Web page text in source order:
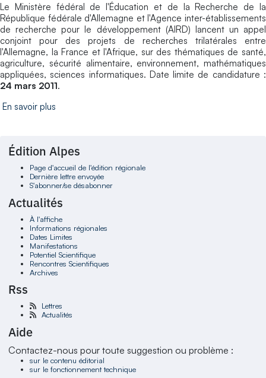
Le Ministère fédéral de l'Éducation et de la Recherche de la
République fédérale d'Allemagne et l'Agence inter-établissements
de recherche pour le développement (AIRD) lancent un appel
conjoint pour des projets de recherches trilatérales entre
l'Allemagne, la France et l'Afrique, sur des thématiques de santé,
agriculture, sécurité alimentaire, environnement, mathématiques
appliquées, sciences informatiques. Date limite de candidature :
24 mars 2011.
En savoir plus
Édition Alpes
Page d'accueil de l'édition régionale
Dernière lettre envoyée
S'abonner/se désabonner
Actualités
À l'affiche
Informations régionales
Dates Limites
Manifestations
Potentiel Scientifique
Rencontres Scientifiques
Archives
Rss
Lettres
Actualités
Aide
Contactez-nous pour toute suggestion ou problème :
sur le contenu éditorial
sur le fonctionnement technique